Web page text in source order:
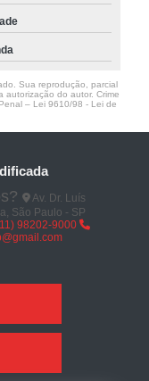
Sua reprodução, parcial
autorização do autor. Crime
– Lei 9610/98 - Lei de
Av. Dr. Luís
São Paulo - SP
98202-9000